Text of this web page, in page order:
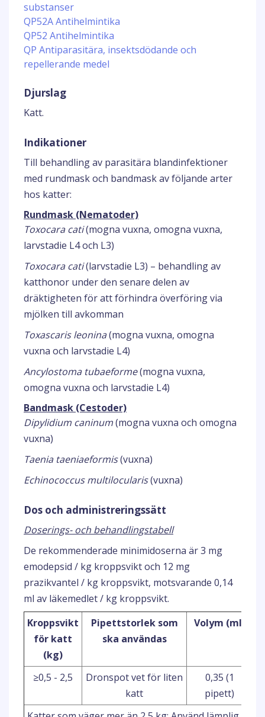
substanser
QP52A Antihelmintika
QP52 Antihelmintika
QP Antiparasitära, insektsdödande och
repellerande medel
Djurslag
Katt.
Indikationer
Till behandling av parasitära blandinfektioner
med rundmask och bandmask av följande arter
hos katter:
Rundmask (Nematoder)
Toxocara cati(mogna vuxna, omogna vuxna,
larvstadie L4 och L3)
Toxocara cati(larvstadie L3) – behandling av
katthonor under den senare delen av
dräktigheten för att förhindra överföring via
mjölken till avkomman
Toxascaris leonina(mogna vuxna, omogna
vuxna och larvstadie L4)
Ancylostoma tubaeforme(mogna vuxna,
omogna vuxna och larvstadie L4)
Bandmask (Cestoder)
Dipylidium caninum(mogna vuxna och omogna
vuxna)
Taenia taeniaeformis(vuxna)
Echinococcus multilocularis(vuxna)
Dos och administreringssätt
Doserings- och behandlingstabell
De rekommenderade minimidoserna är 3 mg
emodepsid / kg kroppsvikt och 12 mg
prazikvantel / kg kroppsvikt, motsvarande 0,14
ml av läkemedlet / kg kroppsvikt.
Kroppsvikt
för katt
(kg)
Pipettstorlek som
ska användas
Volym (ml)
≥0,5 - 2,5
Dronspot vet för liten
katt
0,35 (1
pipett)